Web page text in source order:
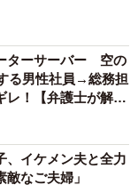
ターサーバー 空の
る男性社員→総務担
レ！【弁護士が解
、イケメン夫と全力
なご夫婦」